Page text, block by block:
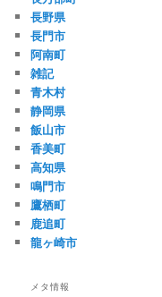
長野県
長門市
阿南町
雑記
青木村
静岡県
飯山市
香美町
高知県
鳴門市
鷹栖町
鹿追町
龍ヶ崎市
メタ情報